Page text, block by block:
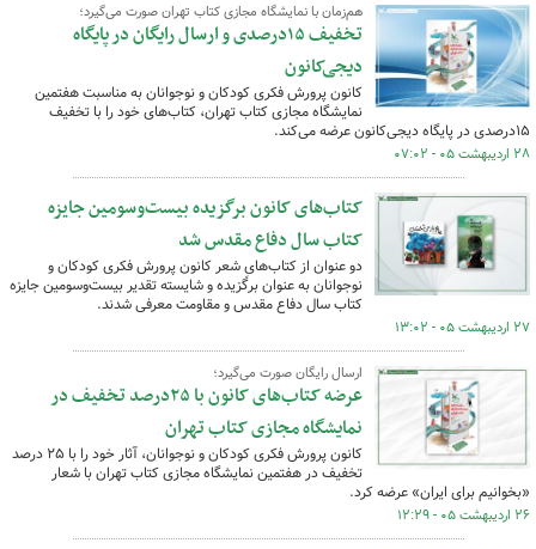
هم‌زمان با نمایشگاه مجازی کتاب تهران صورت می‌گیرد؛
تخفیف ۱۵درصدی و ارسال رایگان در پایگاه
دیجی‌کانون
کانون پرورش فکری کودکان و نوجوانان به مناسبت هفتمین
نمایشگاه مجازی کتاب تهران، کتاب‌های خود را با تخفیف
۱۵درصدی در پایگاه دیجی‌کانون عرضه می‌کند.
۲۸ اردیبهشت ۰۵ - ۰۷:۰۲
کتاب‌های کانون برگزیده بیست‌وسومین جایزه
کتاب سال دفاع مقدس شد
دو عنوان از کتاب‌هایِ شعر کانون پرورش فکری کودکان و
نوجوانان به عنوان برگزیده و شایسته تقدیر بیست‌وسومین جایزه
کتاب سال دفاع مقدس و مقاومت معرفی شدند.
۲۷ اردیبهشت ۰۵ - ۱۳:۰۲
ارسال رایگان صورت می‌گیرد؛
عرضه کتاب‌های کانون با ۲۵درصد تخفیف در
نمایشگاه مجازی کتاب تهران
کانون پرورش فکری کودکان و نوجوانان، آثار خود را با ۲۵ درصد
تخفیف در هفتمین نمایشگاه مجازی کتاب تهران با شعار
«بخوانیم برای ایران» عرضه کرد.
۲۶ اردیبهشت ۰۵ - ۱۲:۲۹